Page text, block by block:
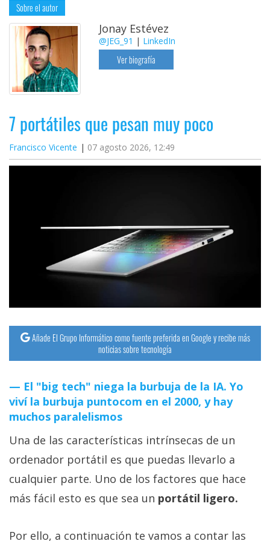
Sobre el autor
Jonay Estévez
@JEG_91 | LinkedIn
Ver biografía
7 portátiles que pesan muy poco
Francisco Vicente 07 agosto 2026, 12:49
Añade El Grupo Informático como fuente preferida en Google y recibe más
noticias sobre tecnología
El "big tech" niega la burbuja de la IA. Yo
viví la burbuja puntocom en el 2000, y hay
muchos paralelismos
Una de las características intrínsecas de un
ordenador portátil es que puedas llevarlo a
cualquier parte. Uno de los factores que hace
más fácil esto es que sea un portátil ligero.
Por ello, a continuación te vamos a contar las